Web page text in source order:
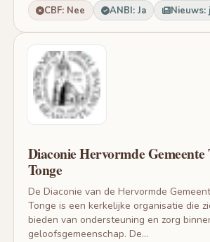
CBF: Nee ANBI: Ja Nieuws:
Diaconie Hervormde Gemeente
Tonge
De Diaconie van de Hervormde
Tonge is een kerkelijke organisatie die
bieden van ondersteuning en zorg
geloofsgemeenschap. De...